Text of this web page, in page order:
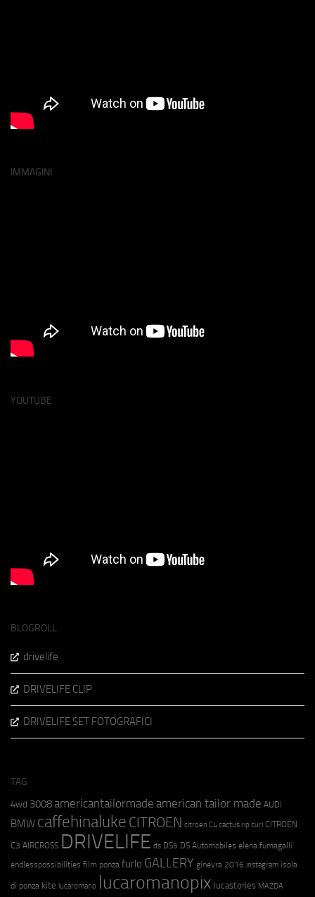
IMMAGINI
YOUTUBE
BLOGROLL
drivelife
DRIVELIFE CLIP
DRIVELIFE SET FOTOGRAFICI
TAG
4wd 3008americantailormade american tailor made AUDI
BMW caffehinaluke CITROEN citroen C4 cactus rip curl CITROËN
C3 AIRCROSS DRIVELIFE ds DS5 DS Automobiles elena fumagalli
endlesspossibilities film ponza furlo GALLERY ginevra 2016 instagram isola
di ponza kite lucaromano lucaromanopix lucastories MAZDA